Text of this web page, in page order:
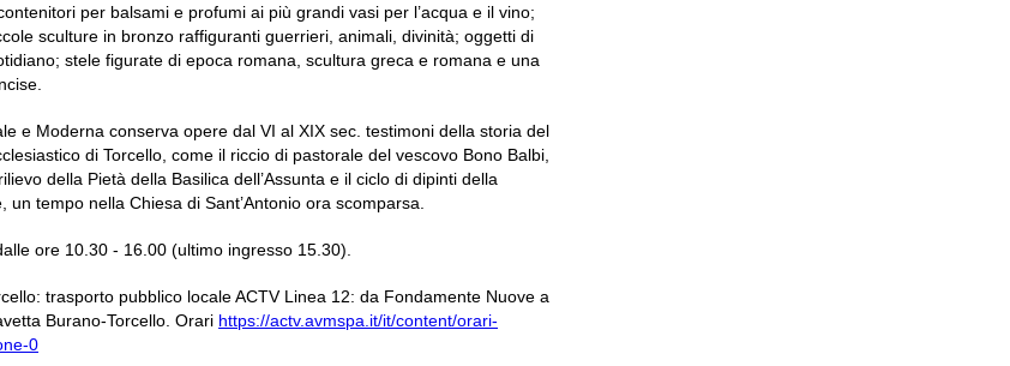
per balsami e profumi ai più grandi vasi per l’acqua e il vino;
sculture in bronzo raffiguranti guerrieri, animali, divinità; oggetti di
stele figurate di epoca romana, scultura greca e romana e una
e Moderna conserva opere dal VI al XIX sec. testimoni della storia del
di Torcello, come il riccio di pastorale del vescovo Bono Balbi,
della Pietà della Basilica dell’Assunta e il ciclo di dipinti della
un tempo nella Chiesa di Sant’Antonio ora scomparsa.
ore 10.30 - 16.00 (ultimo ingresso 15.30).
trasporto pubblico locale ACTV Linea 12: da Fondamente Nuove a
Burano-Torcello. Orari https://actv.avmspa.it/it/content/orari-
0